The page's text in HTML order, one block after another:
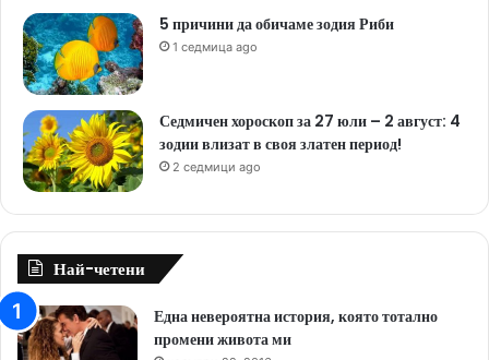
5 причини да обичаме зодия Риби
1 седмица ago
Седмичен хороскоп за 27 юли – 2 август: 4
зодии влизат в своя златен период!
2 седмици ago
Най-четени
Една невероятна история, която тотално
промени живота ми